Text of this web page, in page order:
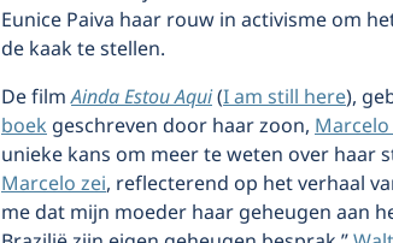
Eunice Paiva haar rouw in activisme om
de kaak te stellen.
De filmAinda Estou Aqui(I am still here),
boekgeschreven door haar zoon,Marcelo
unieke kans om meer te weten over haar
Marcelo zei, reflecterend op het verhaal
me dat mijn moeder haar geheugen aan